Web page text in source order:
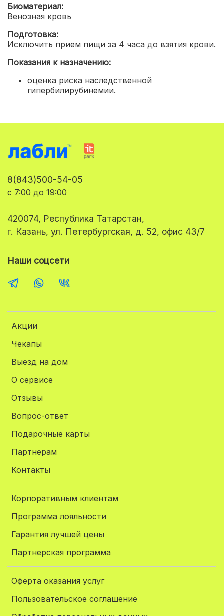
Биоматериал:
Венозная кровь
Подготовка:
Исключить прием пищи за 4 часа до взятия крови.
Показания к назначению:
оценка риска наследственной
гипербилирубинемии.
Акции
Чекапы
Выезд на дом
О сервисе
Отзывы
Вопрос-ответ
Подарочные карты
Партнерам
Контакты
Корпоративным клиентам
Программа лояльности
Гарантия лучшей цены
Партнерская программа
Оферта оказания услуг
Пользовательское соглашение
8(843)500-54-05
с 7:00 до 19:00
420074, Республика Татарстан,
г. Казань, ул. Петербургская, д. 52, офис 43/7
Наши соцсети